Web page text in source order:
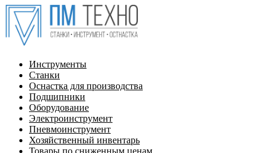
Инструменты
Станки
Оснастка для производства
Подшипники
Оборудование
Электроинструмент
Пневмоинструмент
Хозяйственный инвентарь
Товары по сниженным ценам